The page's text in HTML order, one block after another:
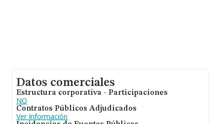
Datos comerciales
Estructura corporativa - Participaciones
NO
Contratos Públicos Adjudicados
Ver Información